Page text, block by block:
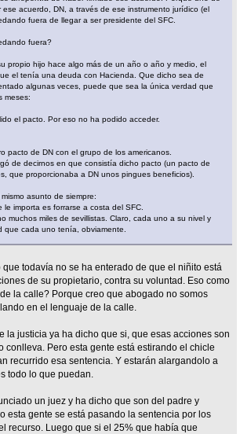
ese acuerdo, DN, a través de ese instrumento jurídico (el
fuera de llegar a ser presidente del SFC.
fuera?
propio hijo hace algo más de un año o año y medio, el
el tenía una deuda con Hacienda. Que dicho sea de
algunas veces, puede que sea la única verdad que
meses:
el pacto. Por eso no ha podido acceder.
pacto de DN con el grupo de los americanos.
de decirnos en que consistía dicho pacto (un pacto de
que proporcionaba a DN unos pingues beneficios).
asunto de siempre:
importa es forrarse a costa del SFC.
muchos miles de sevillistas. Claro, cada uno a su nivel y
que cada uno tenía, obviamente.
todavía no se ha enterado de que el niñito está
de su propietario, contra su voluntad. Eso como
la calle? Porque creo que abogado no somos
en el lenguaje de la calle.
la justicia ya ha dicho que si, que esas acciones son
conlleva. Pero esta gente está estirando el chicle
recurrido esa sentencia. Y estarán alargandolo a
todo lo que puedan.
un juez y ha dicho que son del padre y
esta gente se está pasando la sentencia por los
recurso. Luego que si el 25% que había que